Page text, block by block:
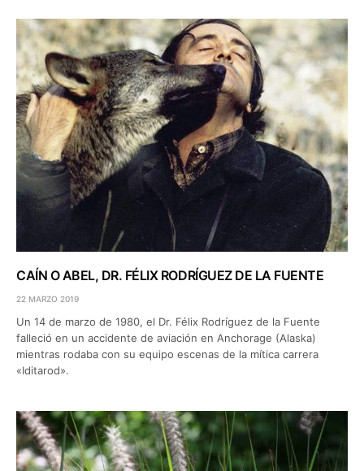
CAÍN O ABEL, DR. FÉLIX RODRÍGUEZ DE LA FUENTE
22 MARZO 2019
Un 14 de marzo de 1980, el Dr. Félix Rodríguez de la Fuente
falleció en un accidente de aviación en Anchorage (Alaska)
mientras rodaba con su equipo escenas de la mítica carrera
«Iditarod».